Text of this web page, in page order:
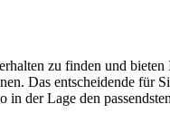
zu finden und bieten
Das entscheidende für
in der Lage den